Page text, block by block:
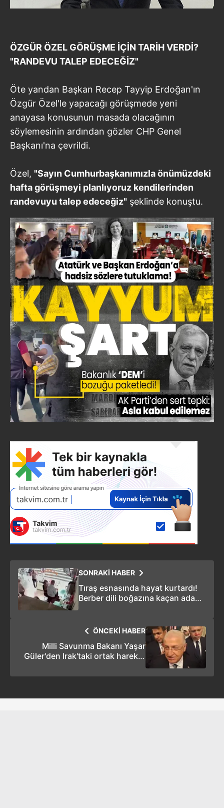
ÖZGÜR ÖZEL GÖRÜŞME İÇİN TARİH VERDİ?
"RANDEVU TALEP EDECEĞİZ"
Öte yandan Başkan Recep Tayyip Erdoğan'ın
Özgür Özel'le yapacağı görüşmede yeni
anayasa konusunun masada olacağının
söylemesinin ardından gözler CHP Genel
Başkanı'na çevrildi.
Özel, "Sayın Cumhurbaşkanımızla önümüzdeki
hafta görüşmeyi planlıyoruz kendilerinden
randevuyu talep edeceğiz" şeklinde konuştu.
SONRAKİ HABER
Tıraş esnasında hayat kurtardı!
Berber dili boğazına kaçan adamı
ÖNCEKİ HABER
Milli Savunma Bakanı Yaşar
Güler'den Irak'taki ortak harekat
16'larla ilgili flaş açıklama!